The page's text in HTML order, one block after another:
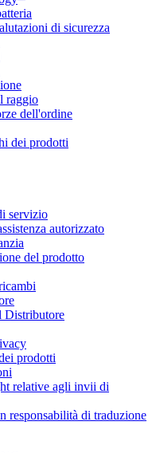
di sicurezza
raggio
dell'ordine
dei prodotti
servizio
autorizzato
del prodotto
Distributore
prodotti
relative agli invii di
responsabilità di traduzione